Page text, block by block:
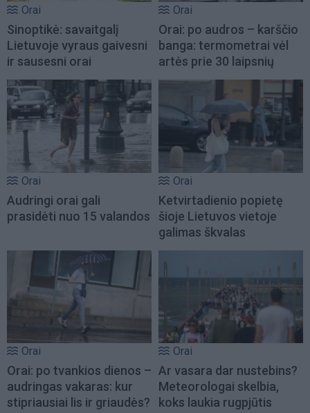
Orai
Sinoptikė: savaitgalį
Lietuvoje vyraus gaivesni
ir sausesni orai
Orai
Orai: po audros – karščio
banga: termometrai vėl
artės prie 30 laipsnių
Orai
Audringi orai gali
prasidėti nuo 15 valandos
Orai
Ketvirtadienio popietę
šioje Lietuvos vietoje
galimas škvalas
Orai
Orai: po tvankios dienos –
audringas vakaras: kur
stipriausiai lis ir griaudės?
Orai
Ar vasara dar nustebins?
Meteorologai skelbia,
koks laukia rugpjūtis